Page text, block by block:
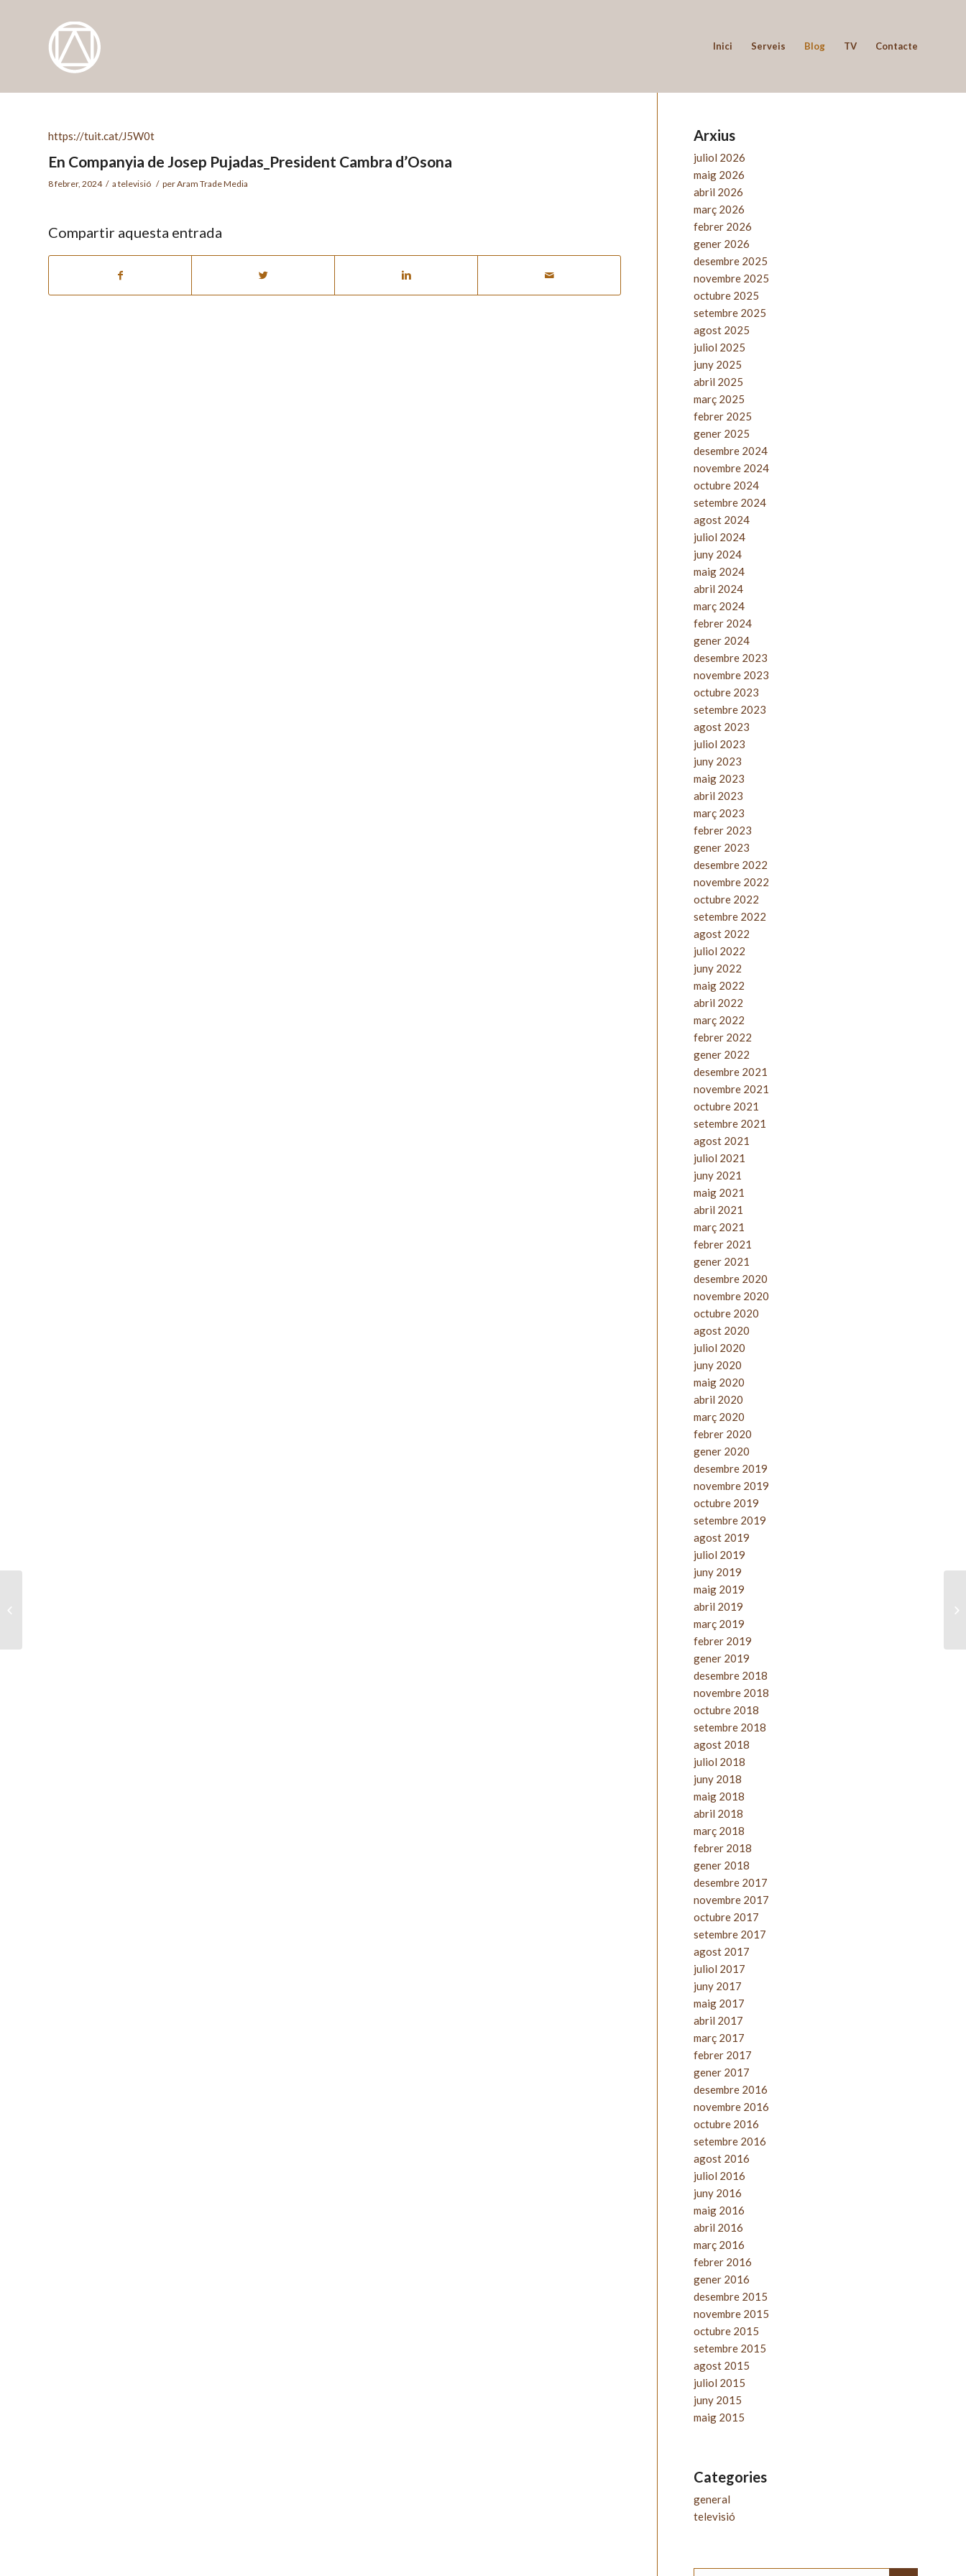
Inici Serveis Blog TV Contacte
https://tuit.cat/J5W0t
En Companyia de Josep Pujadas_President Cambra d’Osona
8 febrer, 2024 / a televisió / perAram Trade Media
Compartir aquesta entrada
Arxius
juliol 2026
maig 2026
abril 2026
març 2026
febrer 2026
gener 2026
desembre 2025
novembre 2025
octubre 2025
setembre 2025
agost 2025
juliol 2025
juny 2025
abril 2025
març 2025
febrer 2025
gener 2025
desembre 2024
novembre 2024
octubre 2024
setembre 2024
agost 2024
juliol 2024
juny 2024
maig 2024
abril 2024
març 2024
febrer 2024
gener 2024
desembre 2023
novembre 2023
octubre 2023
setembre 2023
agost 2023
juliol 2023
juny 2023
maig 2023
abril 2023
març 2023
febrer 2023
gener 2023
desembre 2022
novembre 2022
octubre 2022
setembre 2022
agost 2022
juliol 2022
juny 2022
maig 2022
abril 2022
març 2022
febrer 2022
gener 2022
desembre 2021
novembre 2021
octubre 2021
setembre 2021
agost 2021
juliol 2021
juny 2021
maig 2021
abril 2021
març 2021
febrer 2021
gener 2021
desembre 2020
novembre 2020
octubre 2020
agost 2020
juliol 2020
juny 2020
maig 2020
abril 2020
març 2020
febrer 2020
gener 2020
desembre 2019
novembre 2019
octubre 2019
setembre 2019
agost 2019
juliol 2019
juny 2019
maig 2019
abril 2019
març 2019
febrer 2019
gener 2019
desembre 2018
novembre 2018
octubre 2018
setembre 2018
agost 2018
juliol 2018
juny 2018
maig 2018
abril 2018
març 2018
febrer 2018
gener 2018
desembre 2017
novembre 2017
octubre 2017
setembre 2017
agost 2017
juliol 2017
juny 2017
maig 2017
abril 2017
març 2017
febrer 2017
gener 2017
desembre 2016
novembre 2016
octubre 2016
setembre 2016
agost 2016
juliol 2016
juny 2016
maig 2016
abril 2016
març 2016
febrer 2016
gener 2016
desembre 2015
novembre 2015
octubre 2015
setembre 2015
agost 2015
juliol 2015
juny 2015
maig 2015
Categories
general
televisió